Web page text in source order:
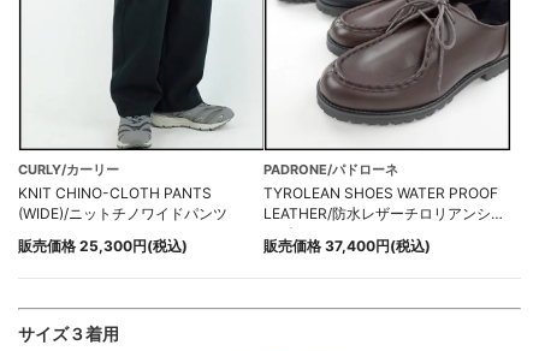
CURLY/カーリー
KNIT CHINO-CLOTH PANTS
(WIDE)/ニットチノワイドパンツ
販売価格 25,300円(税込)
PADRONE/パドローネ
TYROLEAN SHOES WATER PROOF
LEATHER/防水レザーチロリアンシュ
ーズ
販売価格 37,400円(税込)
サイズ３着用